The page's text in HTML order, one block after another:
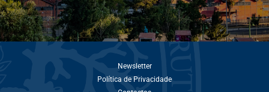
Newsletter
Política de Privacidade